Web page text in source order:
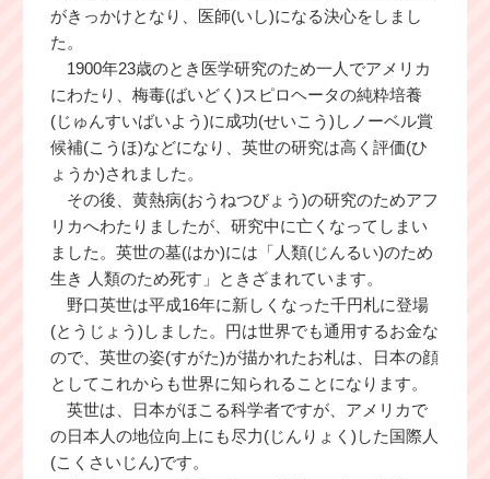
がきっかけとなり、医師(いし)になる決心をしまし
た。
1900年23歳のとき医学研究のため一人でアメリカ
にわたり、梅毒(ばいどく)スピロヘータの純粋培養
(じゅんすいばいよう)に成功(せいこう)しノーベル賞
候補(こうほ)などになり、英世の研究は高く評価(ひ
ょうか)されました。
その後、黄熱病(おうねつびょう)の研究のためアフ
リカへわたりましたが、研究中に亡くなってしまい
ました。英世の墓(はか)には「人類(じんるい)のため
生き 人類のため死す」ときざまれています。
野口英世は平成16年に新しくなった千円札に登場
(とうじょう)しました。円は世界でも通用するお金な
ので、英世の姿(すがた)が描かれたお札は、日本の顔
としてこれからも世界に知られることになります。
英世は、日本がほこる科学者ですが、アメリカで
の日本人の地位向上にも尽力(じんりょく)した国際人
(こくさいじん)です。